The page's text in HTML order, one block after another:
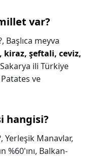
var?
Başlıca meyva
kiraz, şeftali, ceviz,
ili Türkiye
ve
hangisi?
Yerleşik Manavlar,
Balkan-